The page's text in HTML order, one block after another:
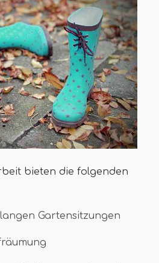
bieten die folgenden
Gartensitzungen